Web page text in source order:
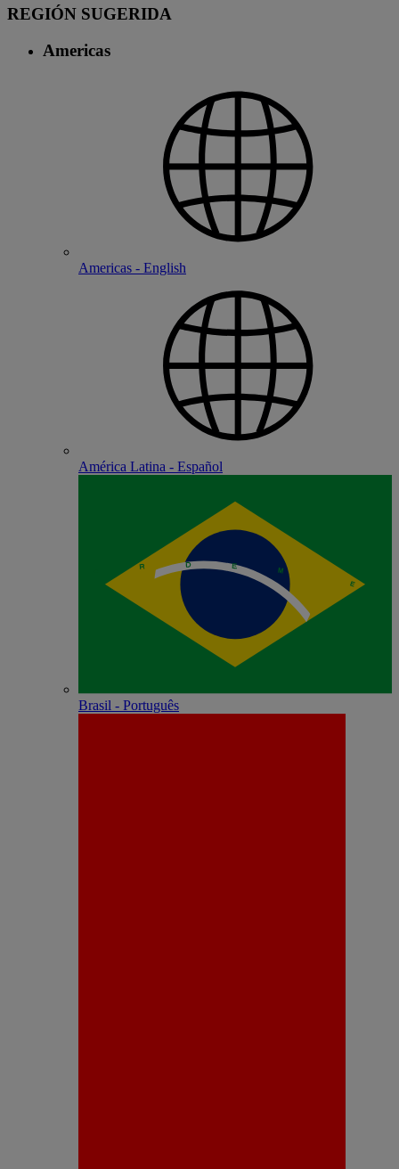
REGIÓN SUGERIDA
Americas
Americas - English
América Latina - Español
Brasil - Português